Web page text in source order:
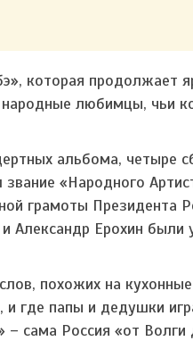
которая продолжает
любимцы, чьи
альбома, четыре
«Народного
грамоты Президента
Александр Ерохин были
похожих на
и где папы и дедушки
– сама Россия «от